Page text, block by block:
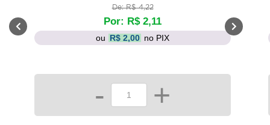
De: R$ 4,22
Por: R$ 2,11
ou R$ 2,00 no PIX
- +